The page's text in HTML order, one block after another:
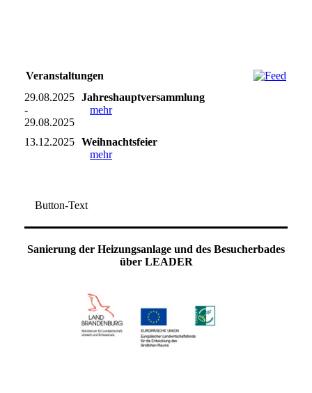
Veranstaltungen
29.08.2025
-
29.08.2025
Jahreshauptversammlung
mehr
13.12.2025 Weihnachtsfeier
mehr
Button-Text
Sanierung der Heizungsanlage und des Besucherbades
über LEADER